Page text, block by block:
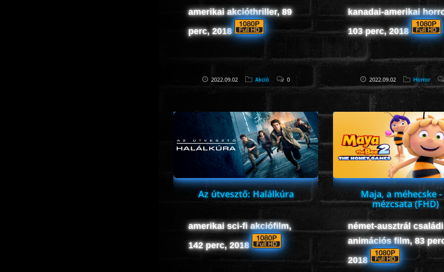
amerikai akcióthriller, 89
perc, 2018
2022.09.02 Akció 0
kanadai-amerikai
103 perc, 2018
2022.09.02 Horror
Az útvesztő: Halálkúra
amerikai sci-fi akciófilm,
142 perc, 2018
Maja, a méhecske -
mézcsata (FHD)
német-ausztrál családi
animációs film, 83
2018